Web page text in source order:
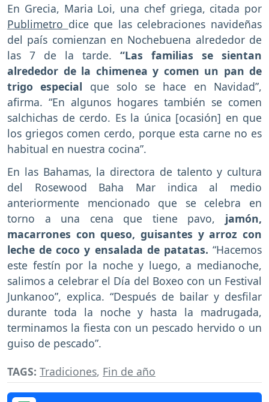
En Grecia, Maria Loi, una chef griega, citada por
Publimetro dice que las celebraciones navideñas
del país comienzan en Nochebuena alrededor de
las 7 de la tarde. “Las familias se sientan
alrededor de la chimenea y comen un pan de
trigo especial que solo se hace en Navidad”,
afirma. “En algunos hogares también se comen
salchichas de cerdo. Es la única [ocasión] en que
los griegos comen cerdo, porque esta carne no es
habitual en nuestra cocina”.
En las Bahamas, la directora de talento y cultura
del Rosewood Baha Mar indica al medio
anteriormente mencionado que se celebra en
torno a una cena que tiene pavo, jamón,
macarrones con queso, guisantes y arroz con
leche de coco y ensalada de patatas. “Hacemos
este festín por la noche y luego, a medianoche,
salimos a celebrar el Día del Boxeo con un Festival
Junkanoo”, explica. “Después de bailar y desfilar
durante toda la noche y hasta la madrugada,
terminamos la fiesta con un pescado hervido o un
guiso de pescado”.
TAGS: Tradiciones, Fin de año